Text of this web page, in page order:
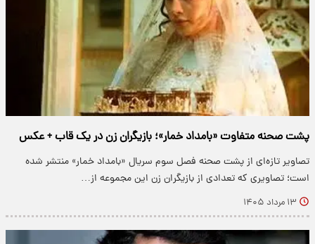
پشت صحنه متفاوت «بامداد خمار»؛ بازیگران زن در یک قاب + عکس
تصاویر تازه‌ای از پشت صحنه فصل سوم سریال «بامداد خمار» منتشر شده
است؛ تصاویری که تعدادی از بازیگران زن این مجموعه از…
۱۳ مرداد ۱۴۰۵